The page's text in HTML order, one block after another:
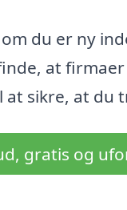
om du er ny
at
at sikre, at du
gratis og